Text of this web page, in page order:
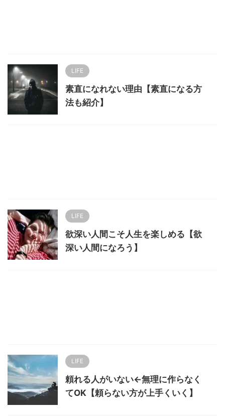
LIFE
素直になれない理由【素直になる方
法も紹介】
LIFE
欲深い人間こそ人生を楽しめる【欲
深い人間になろう】
LIFE
頼れる人がいない←無理に作らなく
てOK【頼らない方が上手くいく】